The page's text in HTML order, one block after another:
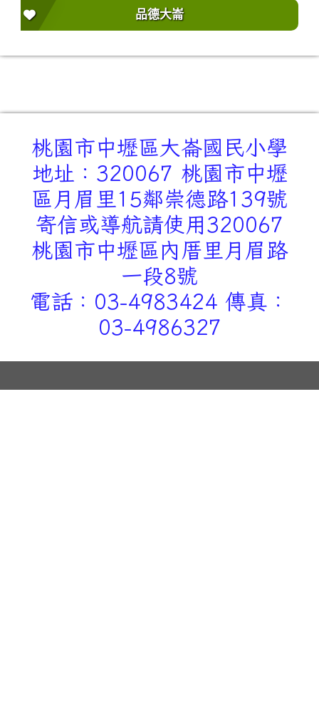
品德大崙
桃園市中壢區大崙國民小學
地址：320067 桃園市中壢
區月眉里15鄰崇德路139號
寄信或導航請使用320067
桃園市中壢區內厝里月眉路
一段8號
電話：03-4983424 傳真：
03-4986327